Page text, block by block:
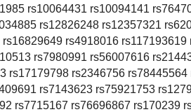
rs10064431 rs10094141
rs12826248 rs12357321
rs4918016 rs117193619
rs7980991 rs56007616
rs17179798 rs2346756 rs78445564
rs7143623 rs75921753
rs7715167 rs76696867 rs170239